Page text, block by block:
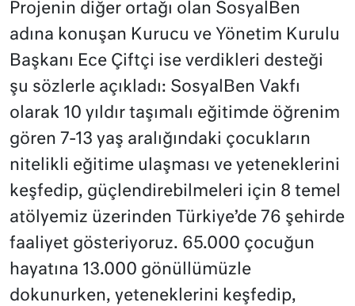
Projenin diğer ortağı olan SosyalBen
adına konuşan Kurucu ve Yönetim Kurulu
Başkanı Ece Çiftçi ise verdikleri desteği
şu sözlerle açıkladı: SosyalBen Vakfı
olarak 10 yıldır taşımalı eğitimde öğrenim
gören 7-13 yaş aralığındaki çocukların
nitelikli eğitime ulaşması ve yeteneklerini
keşfedip, güçlendirebilmeleri için 8 temel
atölyemiz üzerinden Türkiye’de 76 şehirde
faaliyet gösteriyoruz. 65.000 çocuğun
hayatına 13.000 gönüllümüzle
dokunurken, yeteneklerini keşfedip,